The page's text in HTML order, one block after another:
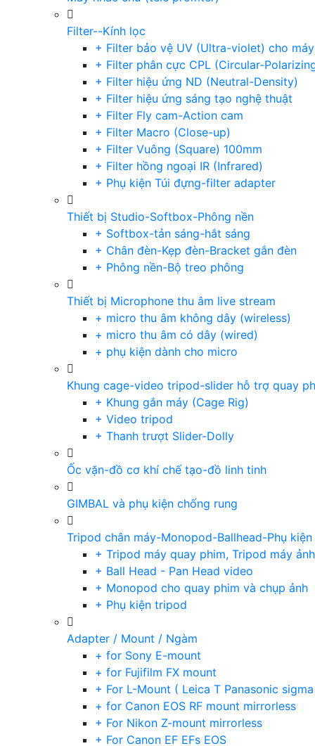
Filter--Kính lọc
+ Filter bảo vệ UV (Ultra-violet) cho
+ Filter phân cực CPL (Circular-
+ Filter hiệu ứng ND (Neutral-Density)
+ Filter hiệu ứng sáng tạo nghệ thuật
+ Filter Fly cam-Action cam
+ Filter Macro (Close-up)
+ Filter Vuông (Square) 100mm
+ Filter hồng ngoại IR (Infrared)
+ Phụ kiện Túi đựng-filter adapter
Thiết bị Studio-Softbox-Phông nền
+ Softbox-tản sáng-hắt sáng
+ Chân đèn-Kẹp đèn-Bracket gắn đèn
+ Phông nền-Bộ treo phông
Thiết bị Microphone thu âm live stream
+ micro thu âm không dây (wireless)
+ micro thu âm có dây (wired)
+ phụ kiện dành cho micro
Khung cage-video tripod-slider hỗ trợ quay
+ Khung gắn máy (Cage Rig)
+ Video tripod
+ Thanh trượt Slider-Dolly
Ốc vặn-đồ cơ khí chế tạo-đồ linh tinh
GIMBAL và phụ kiện chống rung
Tripod chân máy-Monopod-Ballhead-Phụ kiện
+ Tripod máy quay phim, Tripod máy
+ Ball Head - Pan Head video
+ Monopod cho quay phim và chụp ảnh
+ Phụ kiện tripod
Adapter / Mount / Ngàm
+ for Sony E-mount
+ for Fujifilm FX mount
+ For L-Mount ( Leica T Panasonic
+ for Canon EOS RF mount mirrorless
+ For Nikon Z-mount mirrorless
+ For Canon EF EFs EOS